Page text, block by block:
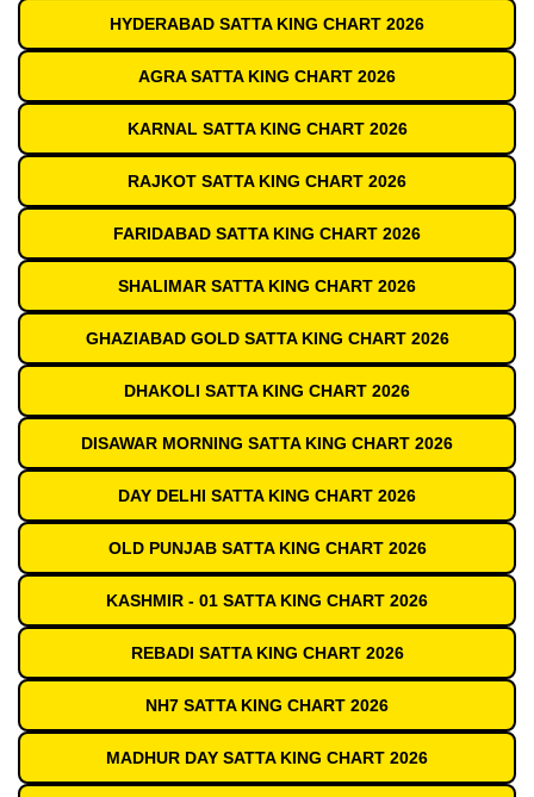
HYDERABAD SATTA KING CHART 2026
AGRA SATTA KING CHART 2026
KARNAL SATTA KING CHART 2026
RAJKOT SATTA KING CHART 2026
FARIDABAD SATTA KING CHART 2026
SHALIMAR SATTA KING CHART 2026
GHAZIABAD GOLD SATTA KING CHART 2026
DHAKOLI SATTA KING CHART 2026
DISAWAR MORNING SATTA KING CHART 2026
DAY DELHI SATTA KING CHART 2026
OLD PUNJAB SATTA KING CHART 2026
KASHMIR - 01 SATTA KING CHART 2026
REBADI SATTA KING CHART 2026
NH7 SATTA KING CHART 2026
MADHUR DAY SATTA KING CHART 2026